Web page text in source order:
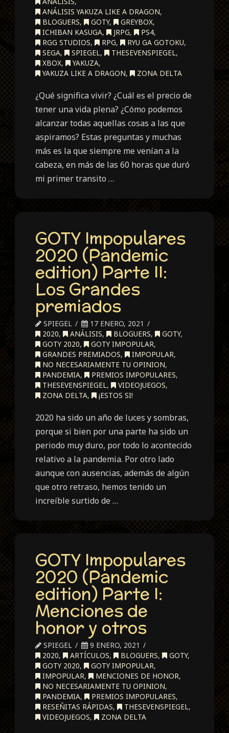
ANÁLISIS YAKUZA LIKE A DRAGON,
BLOGUERS, GOTY, GREYBOX,
ICHIBAN KASUGA, JRPG, PS4,
RGG STUDIOS, RPG, RYU GA GOTOKU,
SEGA, SPIEGEL, THESEVENSPIEGEL,
XBOX, YAKUZA,
YAKUZA LIKE A DRAGON, ZONA DELTA
¿Qué significa vivir? ¿Cuál es el precio de
tener una vida plena? ¿Cómo podemos
alcanzar todas aquellas cosas a las que
aspiramos? Estas preguntas y muchas
más es la que siempre me venían a la
cabeza, en más de las 60 horas que duró
mi primer transito …
GOTY Impopulares
2020 (Pandemic
edition) Parte II:
Los Grandes
premiados
SPIEGEL
17 ENERO, 2021
2020, ANÁLISIS, BLOGUERS, GOTY,
GOTY 2020, GOTY IMPOPULAR,
GRANDES PREMIADOS, IMPOPULAR,
NO NECESARIAMENTE TU OPINION,
PANDEMIA, PREMIOS IMPOPULARES,
THESEVENSPIEGEL, VIDEOJUEGOS,
ZONA DELTA, ¡ESTOS SI!
2020 ha sido un año de luces y sombras,
porque si bien por una parte ha sido un
periodo muy duro, por todo lo acontecido
relativo a la pandemia. Por otro lado
aunque con ausencias, además de algún
que otro retraso, hemos tenido un
increíble surtido de …
GOTY Impopulares
2020 (Pandemic
edition) Parte I:
Menciones de
honor y otros
SPIEGEL
9 ENERO, 2021
2020, ARTÍCULOS, BLOGUERS, GOTY,
GOTY 2020, GOTY IMPOPULAR,
IMPOPULAR, MENCIONES DE HONOR,
NO NECESARIAMENTE TU OPINION,
PANDEMIA, PREMIOS IMPOPULARES,
RESEÑITAS RÁPIDAS, THESEVENSPIEGEL,
VIDEOJUEGOS, ZONA DELTA